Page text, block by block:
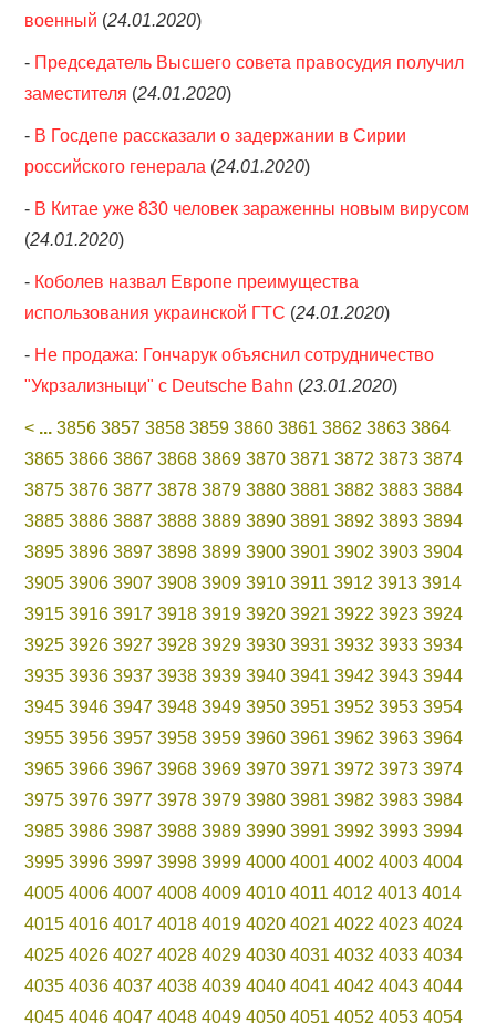
военный (24.01.2020)
- Председатель Высшего совета правосудия получил
заместителя (24.01.2020)
- В Госдепе рассказали о задержании в Сирии
российского генерала (24.01.2020)
- В Китае уже 830 человек зараженны новым вирусом
(24.01.2020)
- Коболев назвал Европе преимущества
использования украинской ГТС (24.01.2020)
- Не продажа: Гончарук объяснил сотрудничество
"Укрзализныци" с Deutsche Bahn (23.01.2020)
< ... 3856 3857 3858 3859 3860 3861 3862 3863 3864
3865 3866 3867 3868 3869 3870 3871 3872 3873 3874
3875 3876 3877 3878 3879 3880 3881 3882 3883 3884
3885 3886 3887 3888 3889 3890 3891 3892 3893 3894
3895 3896 3897 3898 3899 3900 3901 3902 3903 3904
3905 3906 3907 3908 3909 3910 3911 3912 3913 3914
3915 3916 3917 3918 3919 3920 3921 3922 3923 3924
3925 3926 3927 3928 3929 3930 3931 3932 3933 3934
3935 3936 3937 3938 3939 3940 3941 3942 3943 3944
3945 3946 3947 3948 3949 3950 3951 3952 3953 3954
3955 3956 3957 3958 3959 3960 3961 3962 3963 3964
3965 3966 3967 3968 3969 3970 3971 3972 3973 3974
3975 3976 3977 3978 3979 3980 3981 3982 3983 3984
3985 3986 3987 3988 3989 3990 3991 3992 3993 3994
3995 3996 3997 3998 3999 4000 4001 4002 4003 4004
4005 4006 4007 4008 4009 4010 4011 4012 4013 4014
4015 4016 4017 4018 4019 4020 4021 4022 4023 4024
4025 4026 4027 4028 4029 4030 4031 4032 4033 4034
4035 4036 4037 4038 4039 4040 4041 4042 4043 4044
4045 4046 4047 4048 4049 4050 4051 4052 4053 4054